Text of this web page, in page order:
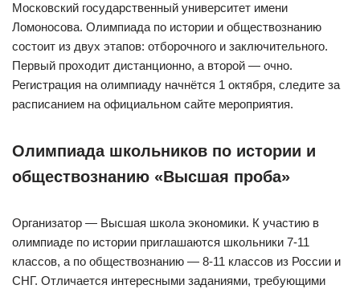
Московский государственный университет имени
Ломоносова. Олимпиада по истории и обществознанию
состоит из двух этапов: отборочного и заключительного.
Первый проходит дистанционно, а второй — очно.
Регистрация на олимпиаду начнётся 1 октября, следите за
расписанием на официальном сайте мероприятия.
Олимпиада школьников по истории и
обществознанию «Высшая проба»
Организатор — Высшая школа экономики. К участию в
олимпиаде по истории приглашаются школьники 7-11
классов, а по обществознанию — 8-11 классов из России и
СНГ. Отличается интересными заданиями, требующими